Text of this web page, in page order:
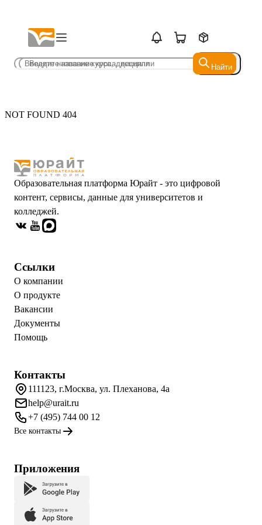
Найти
Найти
NOT FOUND 404
Образовательная платформа Юрайт - это цифровой
контент, сервисы, данные для университетов и
колледжей.
Ссылки
О компании
О продукте
Вакансии
Документы
Помощь
Контакты
111123, г.Москва, ул. Плеханова, 4а
help@urait.ru
+7 (495) 744 00 12
Все контакты
Приложения